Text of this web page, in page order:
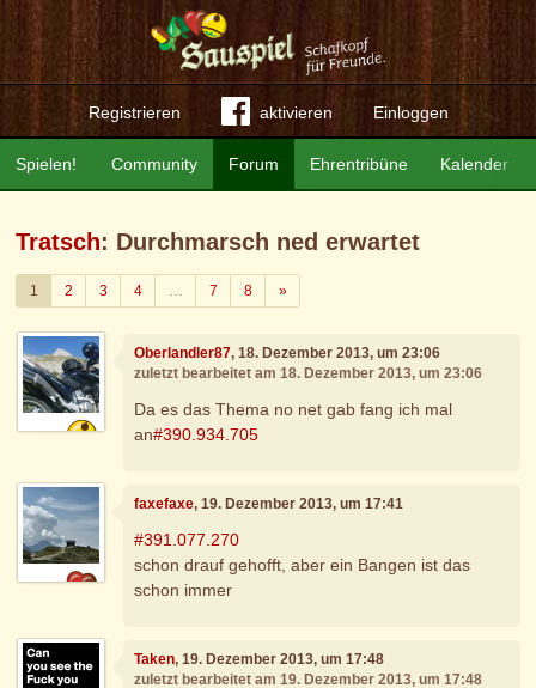
Registrieren aktivieren Einloggen
Community Forum Ehrentribüne Kalender
Spielen!
Tratsch: Durchmarsch ned erwartet
1 2 3 4 … 7 8 »Weiter
Oberlandler87, 18. Dezember 2013, um 23:06
zuletzt bearbeitet am 18. Dezember 2013, um 23:06
Da es das Thema no net gab fang ich mal
an#390.934.705
faxefaxe, 19. Dezember 2013, um 17:41
#391.077.270
schon drauf gehofft, aber ein Bangen ist das
schon immer
Taken, 19. Dezember 2013, um 17:48
zuletzt bearbeitet am 19. Dezember 2013, um 17:48